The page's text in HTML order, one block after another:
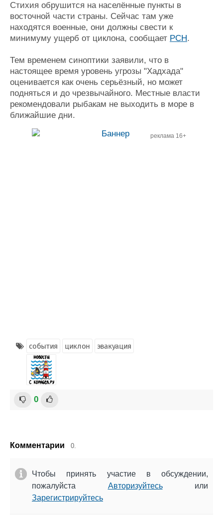
Репутация
Работа
Крюинг
Журнал
Изделия
Материалы
Услуги
Конференции
Выставки и семинары
Личности
Флот
Галерея флота
Форум
Все службы
Стихия обрушится на населённые пункты в
восточной части страны. Сейчас там уже
находятся военные, они должны свести к
минимуму ущерб от циклона, сообщает РСН.
Тем временем синоптики заявили, что в
настоящее время уровень угрозы "Хадхада"
оценивается как очень серьёзный, но может
подняться и до чрезвычайного. Местные власти
рекомендовали рыбакам не выходить в море в
ближайшие дни.
реклама 16+
события циклон эвакуация
0
Комментарии 0.
Чтобы принять участие в обсуждении,
пожалуйста Авторизуйтесьили
Зарегистрируйтесь